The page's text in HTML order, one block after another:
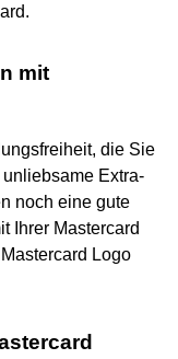
mit
die Sie
Extra-
noch eine gute
Ihrer Mastercard
Logo